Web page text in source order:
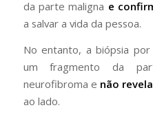
da parte maligna e
a salvar a vida da pessoa.
No entanto, a biópsia
um fragmento da
neurofibroma e não
ao lado.